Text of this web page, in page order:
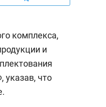
комплекса,
и
указав, что
Дизайнер-прораб